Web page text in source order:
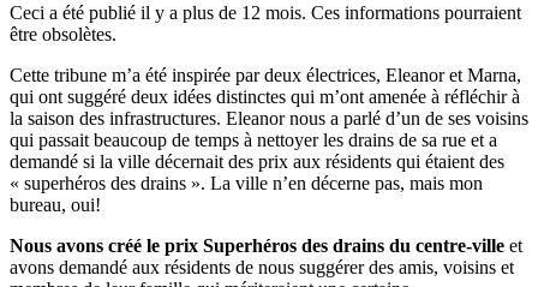
Ceci a été publié il y a plus de 12 mois. Ces informations pourraient
être obsolètes.
Cette tribune m’a été inspirée par deux électrices, Eleanor et Marna,
qui ont suggéré deux idées distinctes qui m’ont amenée à réfléchir à
la saison des infrastructures. Eleanor nous a parlé d’un de ses voisins
qui passait beaucoup de temps à nettoyer les drains de sa rue et a
demandé si la ville décernait des prix aux résidents qui étaient des
« superhéros des drains ». La ville n’en décerne pas, mais mon
bureau, oui!
Nous avons créé le prix Superhéros des drains du centre-ville et
avons demandé aux résidents de nous suggérer des amis, voisins et